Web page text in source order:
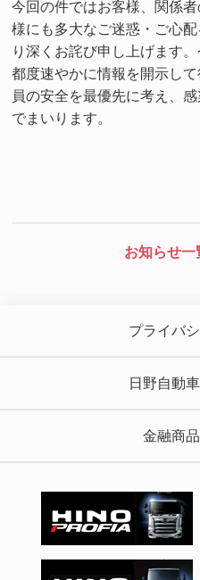
今回の件ではお客様、関係
様にも多大なご迷惑・ご心
り深くお詫び申し上げます
都度速やかに情報を開示し
員の安全を最優先に考え、
でまいります。
お知らせ一
プライバ
日野自動
金融商